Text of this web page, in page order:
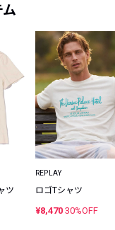
ツ
REPLAY
ロゴTシャツ
¥8,470 30%OFF